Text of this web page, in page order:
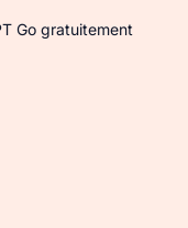
Go gratuitement